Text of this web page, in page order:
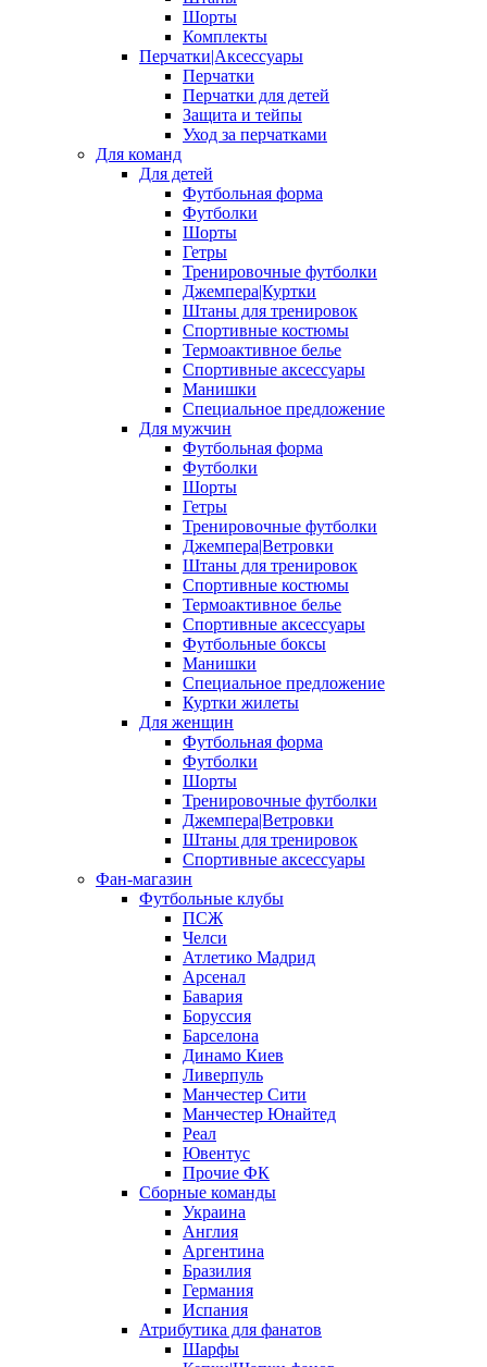
Шорты
Комплекты
Перчатки|Аксессуары
Перчатки
Перчатки для детей
Защита и тейпы
Уход за перчатками
Для команд
Для детей
Футбольная форма
Футболки
Шорты
Гетры
Тренировочные футболки
Джемпера|Куртки
Штаны для тренировок
Спортивные костюмы
Термоактивное белье
Спортивные аксессуары
Манишки
Специальное предложение
Для мужчин
Футбольная форма
Футболки
Шорты
Гетры
Тренировочные футболки
Джемпера|Ветровки
Штаны для тренировок
Спортивные костюмы
Термоактивное белье
Спортивные аксессуары
Футбольные боксы
Манишки
Специальное предложение
Куртки жилеты
Для женщин
Футбольная форма
Футболки
Шорты
Тренировочные футболки
Джемпера|Ветровки
Штаны для тренировок
Спортивные аксессуары
Фан-магазин
Футбольные клубы
ПСЖ
Челси
Атлетико Мадрид
Арсенал
Бавария
Боруссия
Барселона
Динамо Киев
Ливерпуль
Манчестер Сити
Манчестер Юнайтед
Реал
Ювентус
Прочие ФК
Сборные команды
Украина
Англия
Аргентина
Бразилия
Германия
Испания
Атрибутика для фанатов
Шарфы